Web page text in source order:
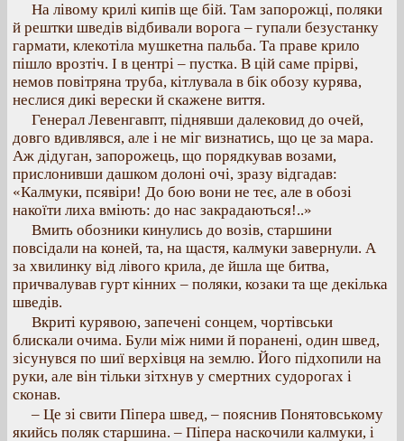
На лівому крилі кипів ще бій. Там запорожці, поляки
й рештки шведів відбивали ворога – гупали безустанку
гармати, клекотіла мушкетна пальба. Та праве крило
пішло врозтіч. І в центрі – пустка. В цій саме прірві,
немов повітряна труба, кітлувала в бік обозу курява,
неслися дикі верески й скажене виття.
Генерал Левенгавпт, піднявши далековид до очей,
довго вдивлявся, але і не міг визнатись, що це за мара.
Аж дідуган, запорожець, що порядкував возами,
прислонивши дашком долоні очі, зразу відгадав:
«Калмуки, псявіри! До бою вони не теє, але в обозі
накоїти лиха вміють: до нас закрадаються!..»
Вмить обозники кинулись до возів, старшини
повсідали на коней, та, на щастя, калмуки завернули. А
за хвилинку від лівого крила, де йшла ще битва,
причвалував гурт кінних – поляки, козаки та ще декілька
шведів.
Вкриті курявою, запечені сонцем, чортівськи
блискали очима. Були між ними й поранені, один швед,
зісунувся по шиї верхівця на землю. Його підхопили на
руки, але він тільки зітхнув у смертних судорогах і
сконав.
– Це зі свити Піпера швед, – пояснив Понятовському
якийсь поляк старшина. – Піпера наскочили калмуки, і